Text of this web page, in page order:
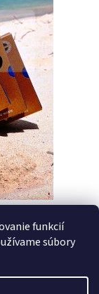
funkcií
súbory